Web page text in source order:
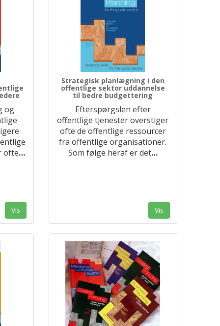
og
ofte…
Vis
Strategisk planlægning i den
offentlige sektor uddannelse
til bedre budgettering
Efterspørgslen efter
offentlige tjenester overstiger
ofte de offentlige ressourcer
fra offentlige organisationer.
Som følge heraf er det…
Vis